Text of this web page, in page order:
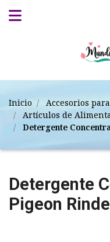
Inicio
Accesorios
Artículos de
Detergente
Detergente
Pigeon